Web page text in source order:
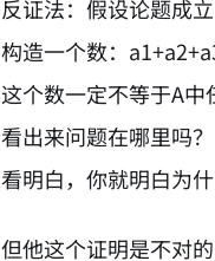
反证法：假设论题成
构造一个数：
这个数一定不等于A中
看出来问题在哪里吗？
看明白，你就明白为
但他这个证明是不对的